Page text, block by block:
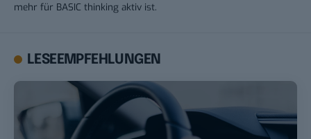
mehr für BASIC thinking aktiv ist.
LESEEMPFEHLUNGEN